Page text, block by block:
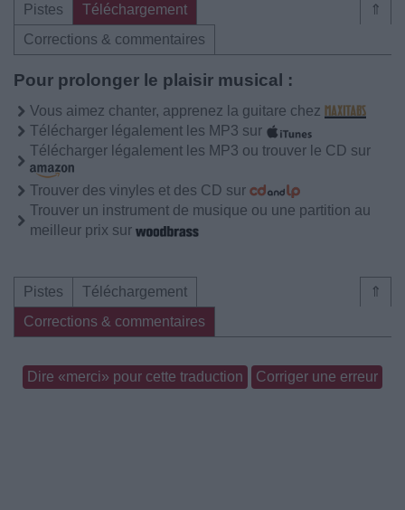
⇑
Pistes
Téléchargement
Corrections & commentaires
Pour prolonger le plaisir musical :
Vous aimez chanter, apprenez la guitare chez
Télécharger légalement les MP3 sur
Télécharger légalement les MP3 ou trouver le CD sur
Trouver des vinyles et des CD sur
Trouver un instrument de musique ou une partition au
meilleur prix sur
⇑
Pistes
Téléchargement
Corrections & commentaires
Dire «merci» pour cette traduction Corriger une erreur